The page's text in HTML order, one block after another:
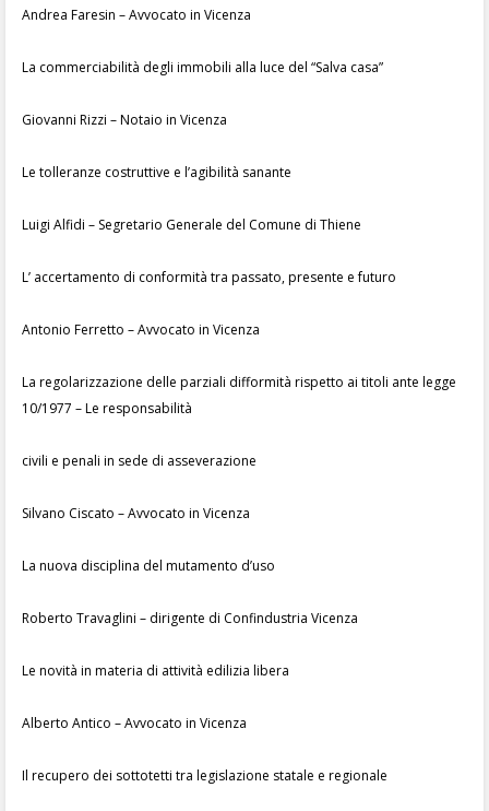
Andrea Faresin – Avvocato in Vicenza
La commerciabilità degli immobili alla luce del “Salva casa”
Giovanni Rizzi – Notaio in Vicenza
Le tolleranze costruttive e l’agibilità sanante
Luigi Alfidi – Segretario Generale del Comune di Thiene
L’ accertamento di conformità tra passato, presente e futuro
Antonio Ferretto – Avvocato in Vicenza
La regolarizzazione delle parziali difformità rispetto ai titoli ante legge
10/1977 – Le responsabilità
civili e penali in sede di asseverazione
Silvano Ciscato – Avvocato in Vicenza
La nuova disciplina del mutamento d’uso
Roberto Travaglini – dirigente di Confindustria Vicenza
Le novità in materia di attività edilizia libera
Alberto Antico – Avvocato in Vicenza
Il recupero dei sottotetti tra legislazione statale e regionale